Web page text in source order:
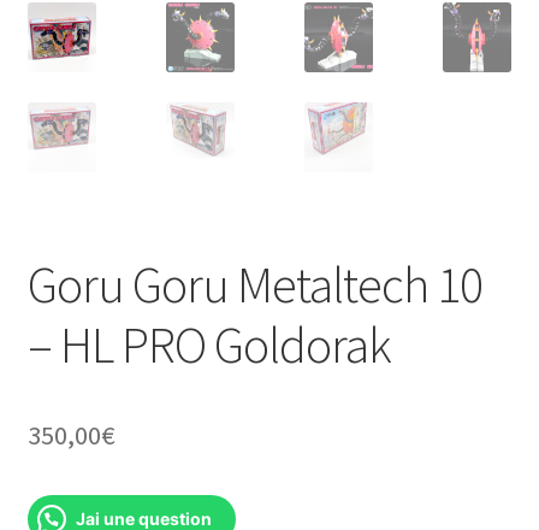
Goru Goru Metaltech 10
– HL PRO Goldorak
350,00€
Jai une question